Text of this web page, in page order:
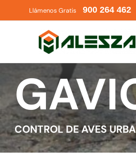
Llámenos Gratis 900 264 462
CONTROL DE AVES